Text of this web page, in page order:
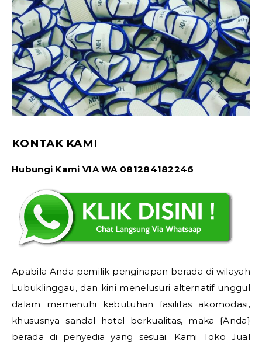
KONTAK KAMI
Hubungi Kami VIA WA 081284182246
Apabila Anda pemilik penginapan berada di wilayah
Lubuklinggau, dan kini menelusuri alternatif unggul
dalam memenuhi kebutuhan fasilitas akomodasi,
khususnya sandal hotel berkualitas, maka {Anda}
berada di penyedia yang sesuai. Kami Toko Jual